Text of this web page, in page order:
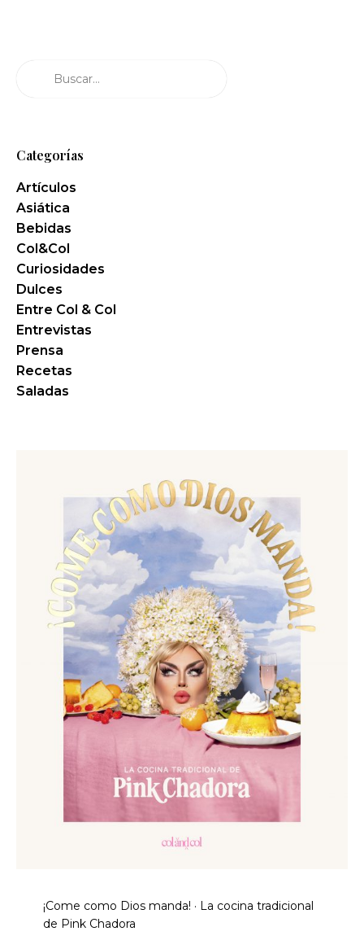
Categorías
Artículos
Asiática
Bebidas
Col&Col
Curiosidades
Dulces
Entre Col & Col
Entrevistas
Prensa
Recetas
Saladas
¡Come como Dios manda! · La cocina tradicional
de Pink Chadora